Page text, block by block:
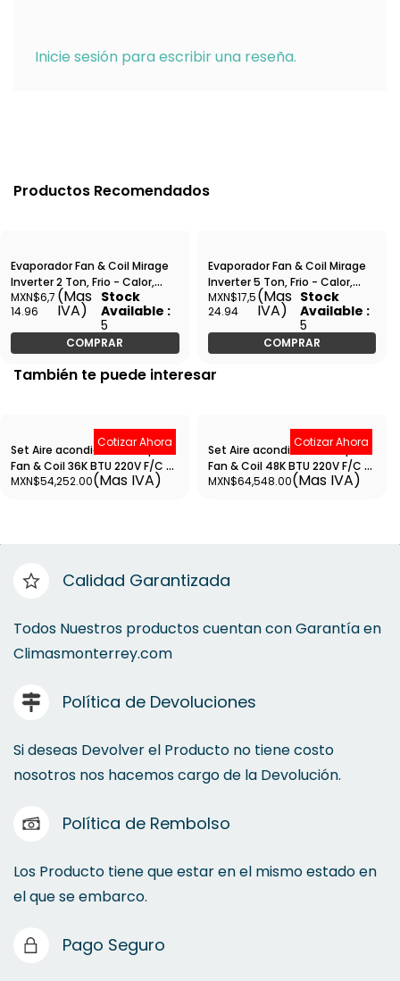
Inicie sesión para escribir una reseña.
Productos Recomendados
Evaporador Fan & Coil Mirage
Inverter 2 Ton, Frio - Calor,
230-1-60, Magnum Series -
EDC241M
MXN$6,7
14.96
(Mas
IVA)
Stock
Available :
5
COMPRAR
Evaporador Fan & Coil Mirage
Inverter 5 Ton, Frio - Calor,
230/1/60, Magnum Series -
EDC601M
MXN$17,5
24.94
(Mas
IVA)
Stock
Available :
5
COMPRAR
También te puede interesar
Cotizar Ahora
Set Aire acondicionado tipo
Fan & Coil 36K BTU 220V F/C -
SETABUW36GM2S1 -
MXN$54,252.00(Mas IVA)
Cotizar Ahora
Set Aire acondicionado tipo
Fan & Coil 48K BTU 220V F/C -
SETABUW48GM3S1 -
MXN$64,548.00(Mas IVA)
Calidad Garantizada
Todos Nuestros productos cuentan con Garantía en
Climasmonterrey.com
Política de Devoluciones
Si deseas Devolver el Producto no tiene costo
nosotros nos hacemos cargo de la Devolución.
Política de Rembolso
Los Producto tiene que estar en el mismo estado en
el que se embarco.
Pago Seguro